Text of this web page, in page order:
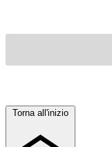
Torna all'inizio